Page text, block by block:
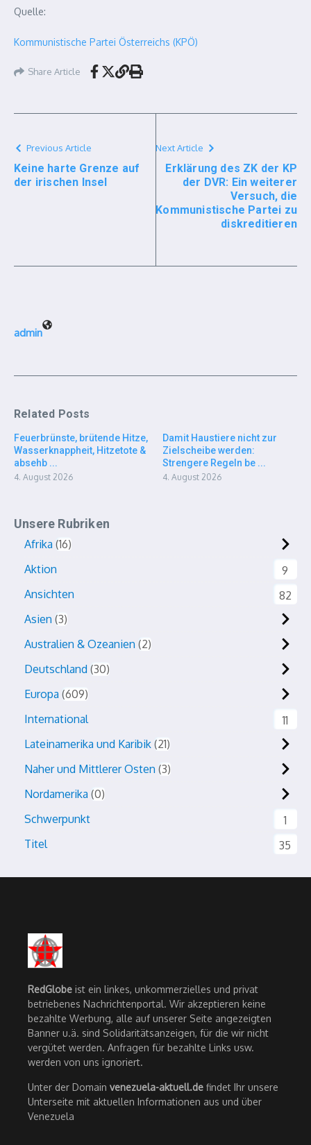
Quelle:
Kommunistische Partei Österreichs (KPÖ)
Share Article
Previous Article
Keine harte Grenze auf
der irischen Insel
Next Article
Erklärung des ZK der KP
der DVR: Ein weiterer
Versuch, die
Kommunistische Partei zu
diskreditieren
admin
Related Posts
Feuerbrünste, brütende Hitze,
Wasserknappheit, Hitzetote &
absehb ...
4. August 2026
Damit Haustiere nicht zur
Zielscheibe werden:
Strengere Regeln be ...
4. August 2026
Unsere Rubriken
Afrika 16
Aktion
9
Ansichten
82
Asien 3
Australien & Ozeanien 2
Deutschland 30
Europa 609
International
11
Lateinamerika und Karibik 21
Naher und Mittlerer Osten 3
Nordamerika 0
Schwerpunkt
1
Titel
35
RedGlobe ist ein linkes, unkommerzielles und privat
betriebenes Nachrichtenportal. Wir akzeptieren keine
bezahlte Werbung, alle auf unserer Seite angezeigten
Banner u.ä. sind Solidaritätsanzeigen, für die wir nicht
vergütet werden. Anfragen für bezahlte Links usw.
werden von uns ignoriert.
Unter der Domain venezuela-aktuell.de findet Ihr unsere
Unterseite mit aktuellen Informationen aus und über
Venezuela